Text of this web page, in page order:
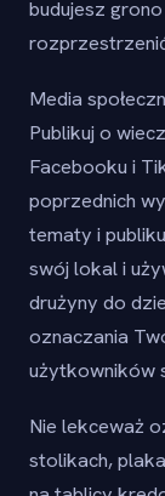
budujesz
Media
Publikuj o
Facebooku i
poprzednich
tematy i
swój lokal i
drużyny do
oznaczania
użytkowników
Nie lekceważ
stolikach,